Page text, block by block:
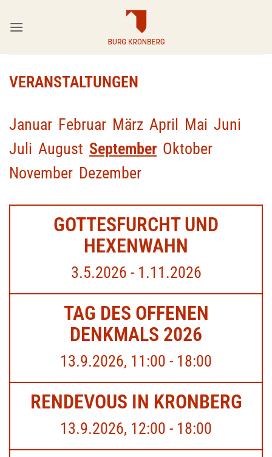
Inhalt
VERANSTALTUNGEN
Januar Februar März April Mai Juni
Juli August September Oktober
November Dezember
GOTTESFURCHT UND
HEXENWAHN
3.5.2026 - 1.11.2026
TAG DES OFFENEN
DENKMALS 2026
13.9.2026, 11:00 - 18:00
RENDEVOUS IN KRONBERG
13.9.2026, 12:00 - 18:00